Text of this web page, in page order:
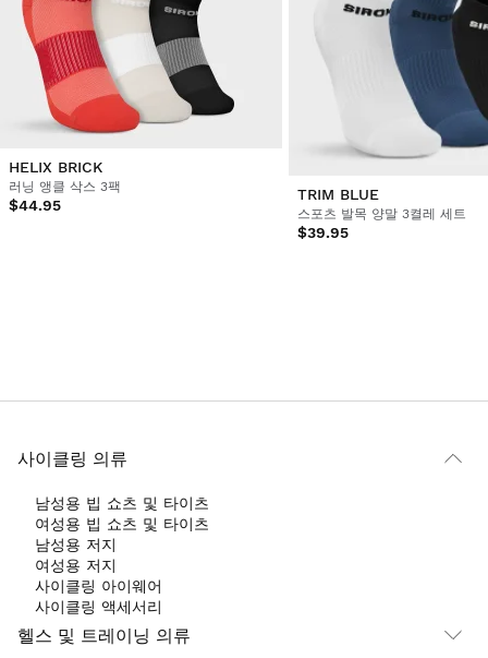
HELIX BRICK
러닝 앵클 삭스 3팩
$44.95
TRIM BLUE
스포츠 발목 양말 3켤레 세트
$39.95
사이클링 의류
남성용 빕 쇼츠 및 타이츠
여성용 빕 쇼츠 및 타이츠
남성용 저지
여성용 저지
사이클링 아이웨어
사이클링 액세서리
헬스 및 트레이닝 의류